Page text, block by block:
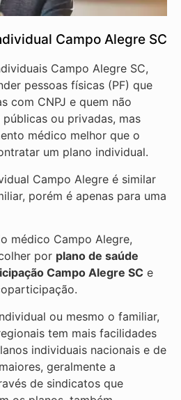
Campo Alegre SC
Campo Alegre SC,
pessoas físicas (PF) que
com CNPJ e quem não
ou privadas, mas
médico melhor que o
um plano individual.
Campo Alegre é similar
porém é apenas para uma
médico Campo Alegre,
por plano de saúde
Campo Alegre SC e
ou mesmo o familiar,
tem mais facilidades
individuais nacionais e de
geralmente a
de sindicatos que